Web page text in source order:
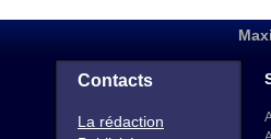
Contacts
La rédaction